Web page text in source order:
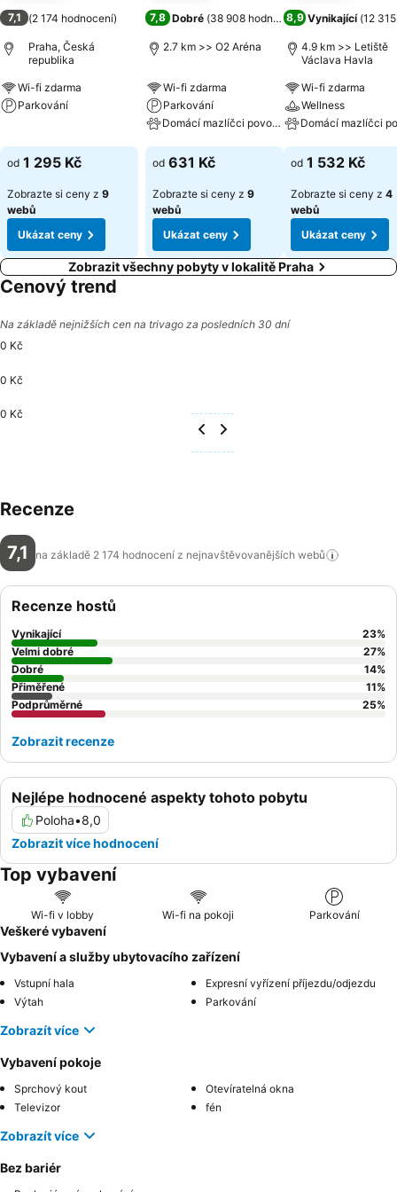
7,1 (2 174 hodnocení)
Praha, Česká
republika
Wi-fi zdarma
Parkování
od 1 295 Kč
Zobrazte si ceny z 9
webů
Ukázat ceny
7,8 Dobré (38 908 hodnocení)
2.7 km >> O2 Aréna
Wi-fi zdarma
Parkování
Domácí mazlíčci povoleni
Ukázat ceny
od 631 Kč
Zobrazte si ceny z 9
webů
Ukázat ceny
8,9 Vynikající (12
4.9 km >> Letiště
Václava Havla
Wi-fi zdarma
Wellness
Ukázat ceny
od 1 532 Kč
Zobrazte si ceny z 4
webů
Ukázat ceny
Zobrazit všechny pobyty v lokalitě Praha
Cenový trend
Na základě nejnižších cen na trivago za posledních 30 dní
0 Kč
0 Kč
0 Kč
Recenze
7,1 na základě 2 174 hodnocení z nejnavštěvovanějších webů
Nejlépe hodnocené aspekty tohoto pobytu
Poloha•8,0
Zobrazit více hodnocení
Recenze hostů
Vynikající 23%
Velmi dobré
27%
Dobré
14%
Přiměřené
11%
Podprůměrné
25%
Zobrazit recenze
Top vybavení
Wi-fi v lobby Wi-fi na pokoji Parkování
Veškeré vybavení
Vybavení a služby ubytovacího zařízení
Vstupní hala
Expresní vyřízení příjezdu/odjezdu
Výtah
Parkování
Zobrazít více
Vybavení pokoje
Sprchový kout
Otevíratelná okna
Televizor
fén
Zobrazít více
Bez bariér